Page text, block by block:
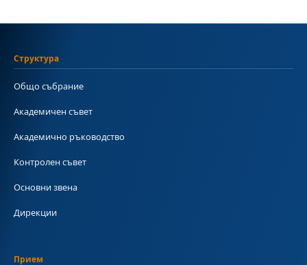
Структура
Общо събрание
Академичен съвет
Академично ръководство
Контролен съвет
Основни звена
Дирекции
Прием